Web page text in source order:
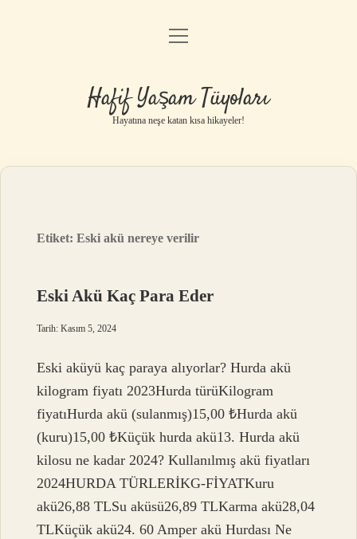
Anasayfa
Yasal Uyarı
menüyü
Hafif Yaşam Tüyoları
Hayatına neşe katan kısa hikayeler!
Etiket:Eski akü nereye verilir
Eski Akü Kaç Para Eder
Tarih: Kasım 5, 2024
Eski aküyü kaç paraya alıyorlar? Hurda akü
kilogram fiyatı 2023Hurda türüKilogram
fiyatıHurda akü (sulanmış)15,00 ₺Hurda akü
(kuru)15,00 ₺Küçük hurda akü13. Hurda akü
kilosu ne kadar 2024? Kullanılmış akü fiyatları
2024HURDA TÜRLERİKG-FİYATKuru
akü26,88 TLSu aküsü26,89 TLKarma akü28,04
TLKüçük akü24. 60 Amper akü Hurdası Ne